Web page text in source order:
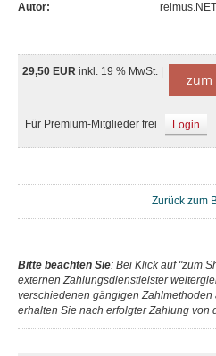
Autor:
reimus.NET
29,50 EUR inkl. 19 % MwSt. | zum
Für Premium-Mitglieder frei Login
Zurück zum
Bitte beachten Sie: Bei Klick auf "zum
externen Zahlungsdienstleister
verschiedenen gängigen
erhalten Sie nach erfolgter Zahlung von